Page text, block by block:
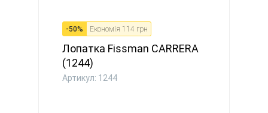
-50% Економія 114 грн
Лопатка Fissman CARRERA
(1244)
Артикул: 1244